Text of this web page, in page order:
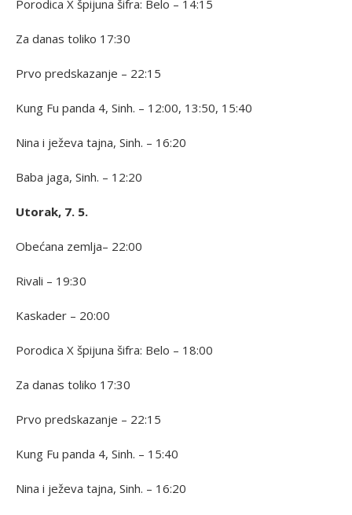
Porodica X špijuna šifra: Belo – 14:15
Za danas toliko 17:30
Prvo predskazanje – 22:15
Kung Fu panda 4, Sinh. – 12:00, 13:50, 15:40
Nina i ježeva tajna, Sinh. – 16:20
Baba jaga, Sinh. – 12:20
Utorak, 7. 5.
Obećana zemlja– 22:00
Rivali – 19:30
Kaskader – 20:00
Porodica X špijuna šifra: Belo – 18:00
Za danas toliko 17:30
Prvo predskazanje – 22:15
Kung Fu panda 4, Sinh. – 15:40
Nina i ježeva tajna, Sinh. – 16:20